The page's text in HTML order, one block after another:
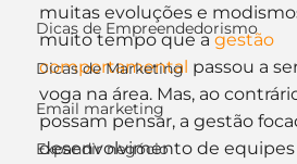
Dicas de Empreendedorismo
Dicas de Marketing
Email marketing
Expandir negócio
muitas evoluções e
muito tempo que a gestão
comportamental passou a
voga na área. Mas, ao
possam pensar, a gestão
desenvolvimento de